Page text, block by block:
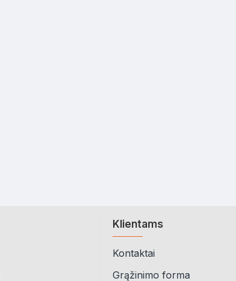
Klientams
Kontaktai
Grąžinimo forma